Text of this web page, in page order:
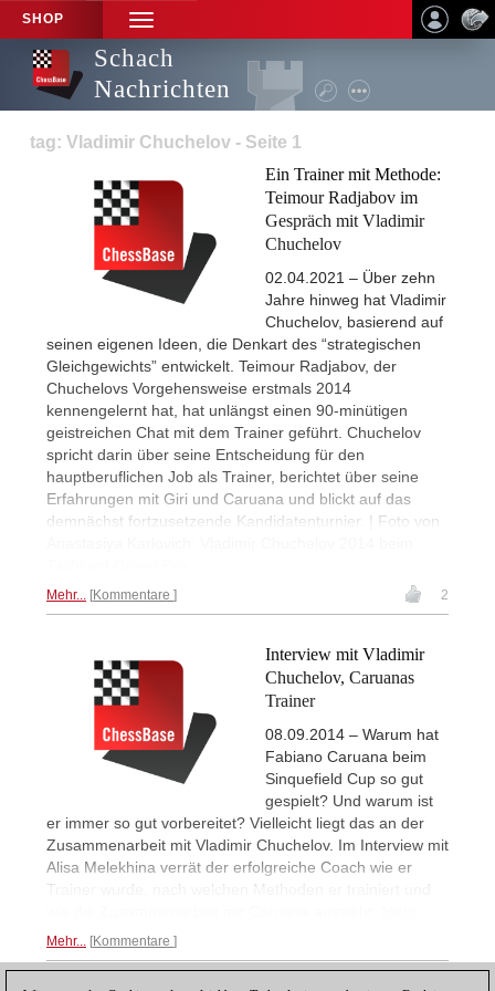
SHOP
TOGGLE
NAVIGATION
Schach
Nachrichten
tag: Vladimir Chuchelov - Seite 1
Ein Trainer mit Methode:
Teimour Radjabov im
Gespräch mit Vladimir
Chuchelov
02.04.2021 – Über zehn
Jahre hinweg hat Vladimir
Chuchelov, basierend auf
seinen eigenen Ideen, die Denkart des “strategischen
Gleichgewichts” entwickelt. Teimour Radjabov, der
Chuchelovs Vorgehensweise erstmals 2014
kennengelernt hat, hat unlängst einen 90-minütigen
geistreichen Chat mit dem Trainer geführt. Chuchelov
spricht darin über seine Entscheidung für den
hauptberuflichen Job als Trainer, berichtet über seine
Erfahrungen mit Giri und Caruana und blickt auf das
demnächst fortzusetzende Kandidatenturnier. | Foto von
Mehr... Kommentare 2
Interview mit Vladimir
Chuchelov, Caruanas
Trainer
08.09.2014 – Warum hat
Fabiano Caruana beim
Sinquefield Cup so gut
gespielt? Und warum ist
er immer so gut vorbereitet? Vielleicht liegt das an der
Zusammenarbeit mit Vladimir Chuchelov. Im Interview mit
Alisa Melekhina verrät der erfolgreiche Coach wie er
Trainer wurde, nach welchen Methoden er trainiert und
Mehr... Kommentare